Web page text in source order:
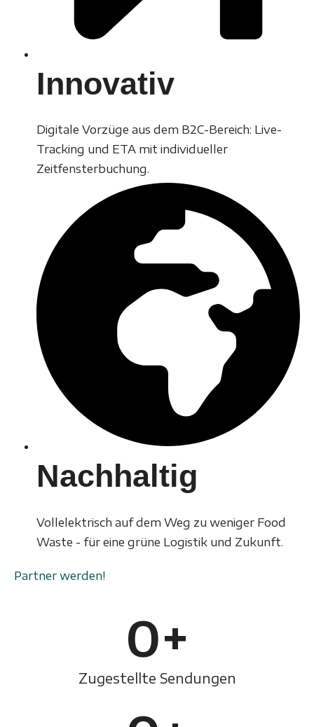
Innovativ
Digitale Vorzüge aus dem B2C-Bereich: Live-
Tracking und ETA mit individueller
Zeitfensterbuchung.
Nachhaltig
Vollelektrisch auf dem Weg zu weniger Food
Waste - für eine grüne Logistik und Zukunft.
Partner werden!
Zugestellte Sendungen
0+